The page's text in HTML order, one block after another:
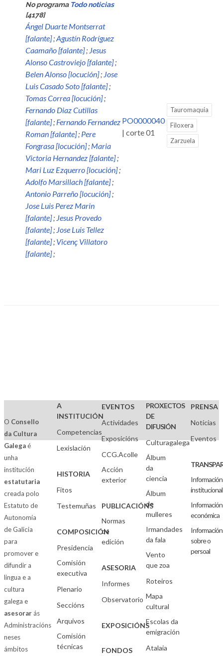
No programa Todo noticias
[4178]
Ángel Duarte Montserrat
[falante];Agustín Rodríguez
Caamaño [falante]; Jesus
Alonso Castroviejo [falante];
Belen Alonso [locución]; Jose
Luis Casado Soto [falante];
Tomas Correa [locución];
Fernando Diaz Cutillas
[falante]; Fernando Fernandez
Roman [falante]; Pere
Fongrasa [locución]; Maria
Victoria Hernandez [falante];
Mari Luz Ezquerro [locución];
Adolfo Marsillach [falante];
Antonio Parreño [locución];
Jose Luis Perez Marin
[falante]; Jesus Provedo
[falante]; Jose Luis Tellez
[falante]; Vicenç Villatoro
[falante];
PO0000040
| corte 01
Tauromaquia
Filoxera
Zarzuela
O Consello
da Cultura
Galegaé
unha
institución
estatutaria
creada polo
Estatuto de
Autonomía
de Galicia
para
promover e
difundir a
lingua e a
cultura
galega e
asesorarás
Administracións
neses
ámbitos
A
INSTITUCIÓN
Competencias
Lexislación
HISTORIA
Fitos
Testemuñas
COMPOSICIÓN
Presidencia
Comisión
executiva
Plenario
Seccións
Arquivos
Comisión
técnicas
EVENTOS
Actividades
Exposicións
CCG.Acolle
Acción
exterior
PUBLICACIÓNS
Normas
de
edición
ASESORIA
Informes
Observatorio
EXPOSICIÓNS
FONDOS
PROXECTOS
DE
DIFUSIÓN
Culturagalega
Álbum
da
ciencia
Álbum
de
mulleres
Irmandades
da fala
Vento
que zoa
Roteiros
Mapa
cultural
Escolas da
emigración
Atalaia
PRENSA
Noticias
Eventos
Información
institucional
Información
económica
Información
sobre o
persoal